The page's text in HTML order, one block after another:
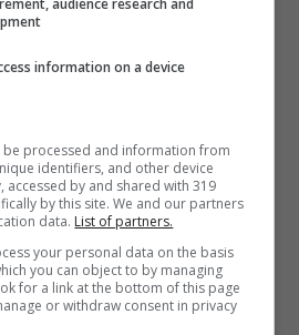
Tomaso Trussardi dopo il
audience research and
information on a device
processed and information from
identifiers, and other device
accessed by and shared with 319
by this site. We and our partners
data. List of partners.
your personal data on the basis
you can object to by managing
for a link at the bottom of this page
or withdraw consent in privacy